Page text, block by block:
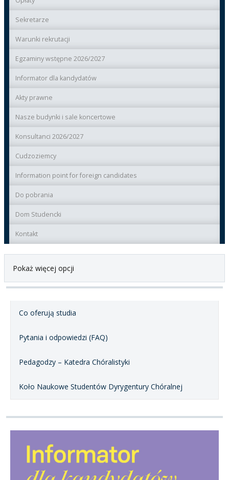
Sekretarze
Warunki rekrutacji
Egzaminy wstępne 2026/2027
Informator dla kandydatów
Akty prawne
Nasze budynki i sale koncertowe
Konsultanci 2026/2027
Cudzoziemcy
Information point for foreign candidates
Do pobrania
Dom Studencki
Kontakt
Pokaż więcej opcji
Co oferują studia
Pytania i odpowiedzi (FAQ)
Pedagodzy – Katedra Chóralistyki
Koło Naukowe Studentów Dyrygentury Chóralnej